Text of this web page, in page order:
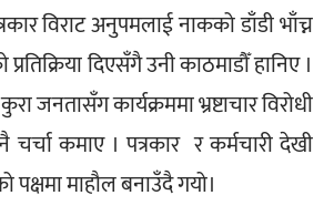
विराट अनुपमलाई नाकको डाँडी भाँच्न
दिएसँगै उनी काठमाडौँ हानिए ।
जनतासँग कार्यक्रममा भ्रष्टाचार विरोधी
कमाए । पत्रकार  र कर्मचारी देखी
माहौल बनाउँदै गयो।